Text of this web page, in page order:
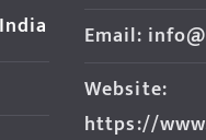
Email:
Website:
https://